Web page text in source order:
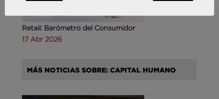
Retail: Barómetro del Consumidor
17 Abr 2026
MÁS NOTICIAS SOBRE: CAPITAL HUMANO